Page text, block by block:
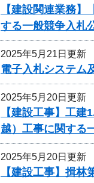
【建設関連業務
する一般競争入札
2025年5月21日更新
電子入札システム
2025年5月20日更新
【建設工事】工
越）工事に関する
2025年5月20日更新
【建設工事】揖